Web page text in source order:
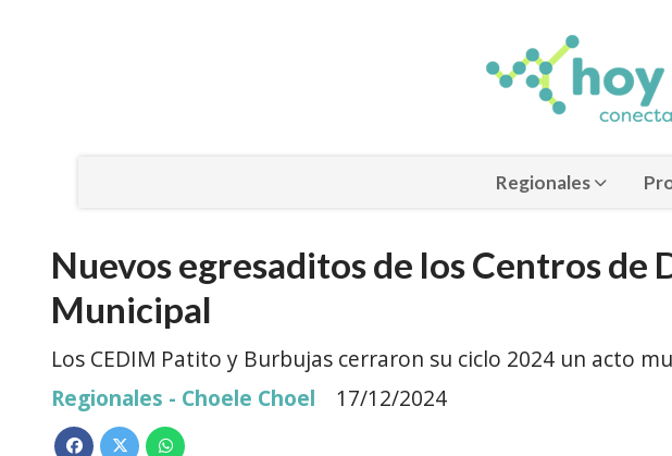
Regionales
Nuevos egresaditos de los Centros
Municipal
Los CEDIM Patito y Burbujas cerraron su ciclo 2024 un acto
Regionales - Choele Choel
17/12/2024